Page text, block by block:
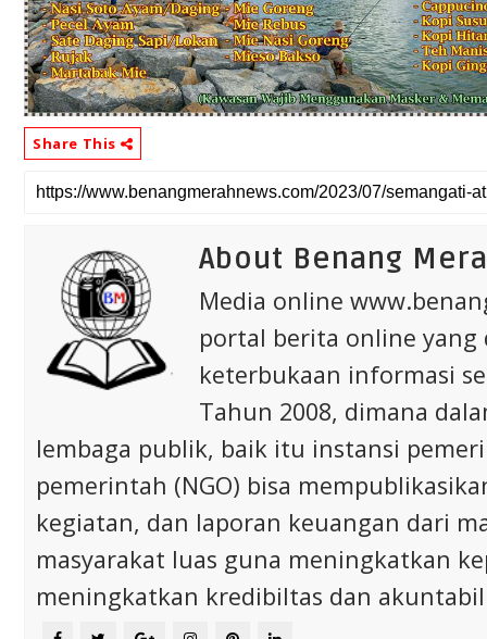
Share This
About Benang
Media online
portal berita online
keterbukaan informasi
Tahun 2008, dimana
lembaga publik, baik itu instansi
pemerintah (NGO) bisa
kegiatan, dan laporan keuangan dari
masyarakat luas guna meningkatkan
meningkatkan kredibiltas dan